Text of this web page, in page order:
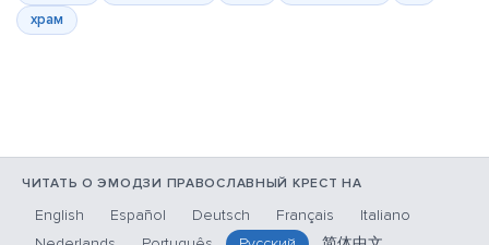
храм
ЧИТАТЬ О ЭМОДЗИ ПРАВОСЛАВНЫЙ КРЕСТ НА
English Español Deutsch Français
Italiano